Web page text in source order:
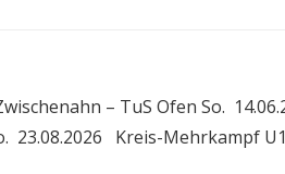
– TuS Ofen So.
23.08.2026 Kreis-Mehrkampf